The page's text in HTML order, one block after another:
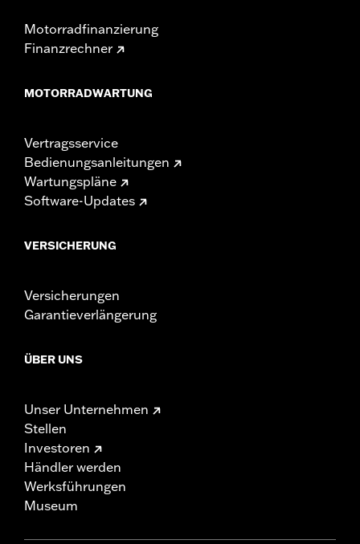
Motorradfinanzierung
Finanzrechner
MOTORRADWARTUNG
Vertragsservice
Bedienungsanleitungen
Wartungspläne
Software-Updates
VERSICHERUNG
Versicherungen
Garantieverlängerung
ÜBER UNS
Unser Unternehmen
Stellen
Investoren
Händler werden
Werksführungen
Museum